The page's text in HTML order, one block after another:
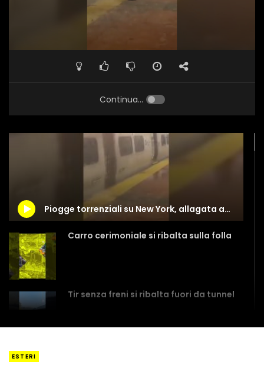
Continua...
Piogge torrenziali su New York, allagata anche la Grand Central Station
Carro cerimoniale si ribalta sulla folla
Tir senza freni si ribalta fuori da tunnel
ESTERI